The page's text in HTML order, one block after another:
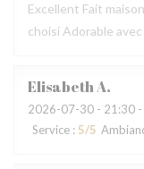
Excellent Fait
choisi Adorable
ElisabethA
2026-07-30 - 21:30 -
Service : 5/5